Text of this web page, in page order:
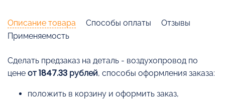
Описание товара Способы оплаты
Отзывы
Применяемость
Cделать предзаказ на деталь - воздухопровод по
цене от 1847.33 рублей, способы оформления заказа:
положить в корзину и оформить заказ,